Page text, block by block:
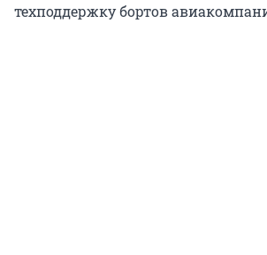
техподдержку бортов